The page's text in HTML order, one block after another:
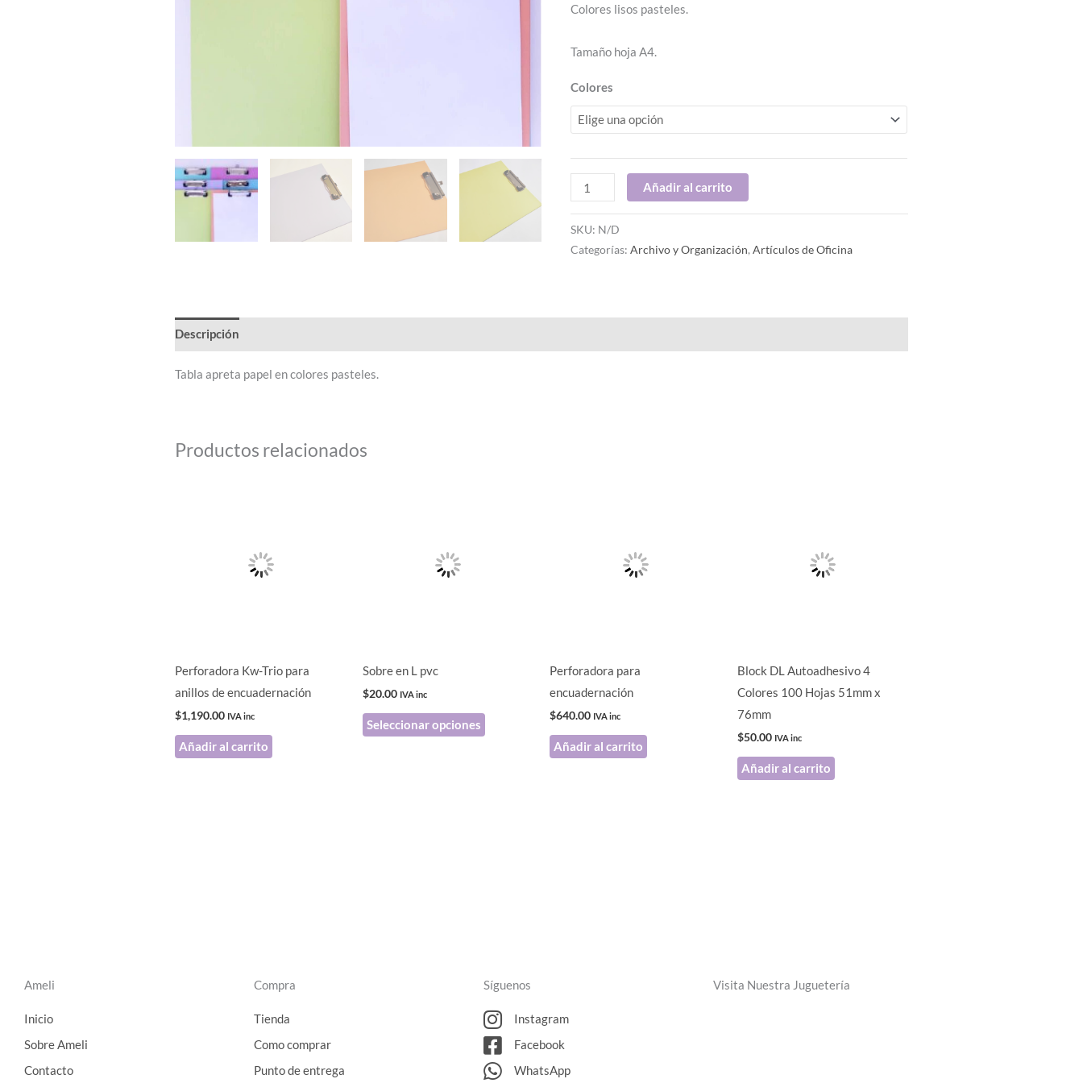
Colores lisos pasteles.
Tamaño hoja A4.
Colores
Añadir al carrito
SKU: N/D
Categorías:Archivo y Organización,Artículos de Oficina
Descripción
Tabla apreta papel en colores pasteles.
Productos relacionados
Perforadora Kw-Trio para
anillos de encuadernación
$1,190.00 IVA inc
Añadir al carrito
Sobre en L pvc
$20.00 IVA inc
Seleccionar opciones
Perforadora para
encuadernación
$640.00 IVA inc
Añadir al carrito
Block DL Autoadhesivo 4
Colores 100 Hojas 51mm x
76mm
$50.00 IVA inc
Añadir al carrito
Ameli
Inicio
Sobre Ameli
Contacto
Compra
Tienda
Como comprar
Punto de entrega
Síguenos
Instagram
Facebook
WhatsApp
Visita Nuestra Juguetería